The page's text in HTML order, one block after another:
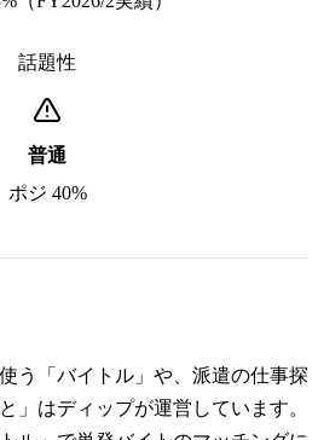
話題性
普通
ポジ 40%
う「バイトル」や、派遣の仕事探
」はディップが運営しています。